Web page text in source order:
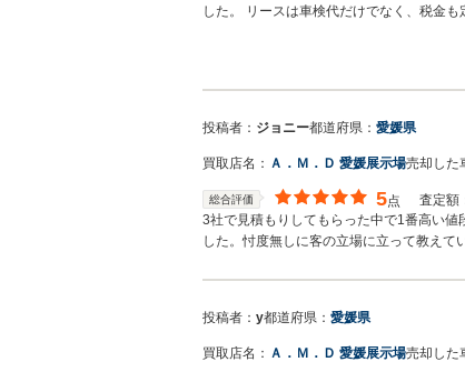
した。 リースは車検代だけでなく、税金
投稿者： ジョニー都道府県： 愛媛県
買取店名： Ａ．Ｍ．Ｄ 愛媛展示場売却した
総合評価 5点 査定額
3社で見積もりしてもらった中で1番高い
した。忖度無しに客の立場に立って教えて
投稿者： y都道府県： 愛媛県
買取店名： Ａ．Ｍ．Ｄ 愛媛展示場売却した